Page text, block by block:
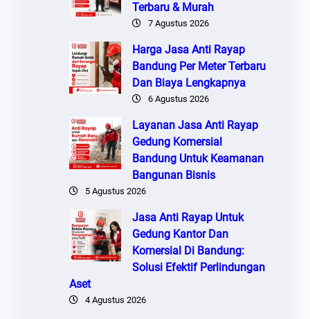
Terbaru & Murah
7 Agustus 2026
Harga Jasa Anti Rayap
Bandung Per Meter Terbaru
Dan Biaya Lengkapnya
6 Agustus 2026
Layanan Jasa Anti Rayap
Gedung Komersial
Bandung Untuk Keamanan
Bangunan Bisnis
5 Agustus 2026
Jasa Anti Rayap Untuk
Gedung Kantor Dan
Komersial Di Bandung:
Solusi Efektif Perlindungan
Aset
4 Agustus 2026